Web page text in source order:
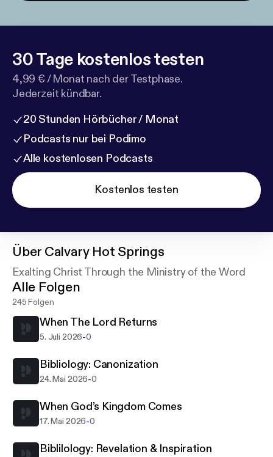
30 Tage kostenlos testen
4,99 € / Monat nach der Testphase.
Jederzeit kündbar.
20 Stunden Hörbücher / Monat
Podcasts nur bei Podimo
Alle kostenlosen Podcasts
Kostenlos testen
Über Calvary Hot Springs
Exalting Christ Through the Ministry of the Word
Alle Folgen
245 Folgen
When The Lord Returns
5. Juli 2026-0
Bibliology: Canonization
24. Mai 2026-0
When God’s Kingdom Comes
17. Mai 2026-0
Biblilology: Revelation & Inspiration